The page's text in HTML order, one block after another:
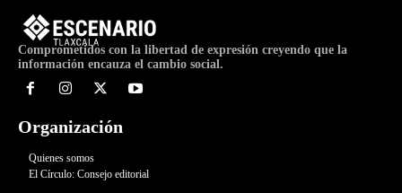
Comprometidos con la libertad de expresión creyendo que la
información encauza el cambio social.
Organización
Quienes somos
El Círculo: Consejo editorial